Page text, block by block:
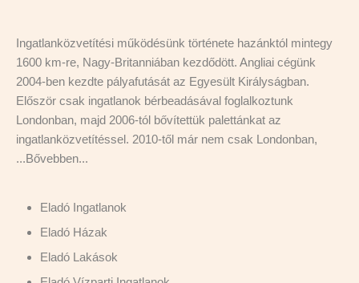
Ingatlanközvetítési működésünk története hazánktól mintegy
1600 km-re, Nagy-Britanniában kezdődött. Angliai cégünk
2004-ben kezdte pályafutását az Egyesült Királyságban.
Először csak ingatlanok bérbeadásával foglalkoztunk
Londonban, majd 2006-tól bővítettük palettánkat az
ingatlanközvetítéssel. 2010-től már nem csak Londonban,
...Bővebben...
Eladó Ingatlanok
Eladó Házak
Eladó Lakások